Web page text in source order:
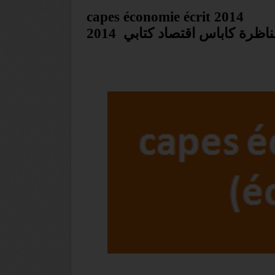
capes économie écrit 2014
كاباس اقتصاد كتابي 2014